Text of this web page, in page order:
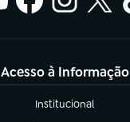
Acesso à Informação
Institucional
(abre em nova aba)